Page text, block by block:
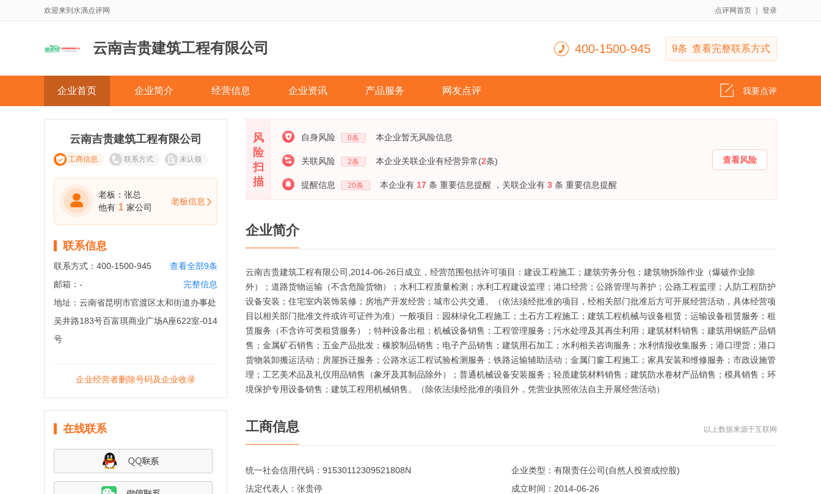
欢迎来到水滴点评网 点评网首页 登录
云南吉贵建筑工程有限公司 400-1500-945 9条 查看完整联系方式
企业首页 企业简介 经营信息 企业资讯 产品服务 网友点评 我要点评
云南吉贵建筑工程有限公司
工商信息 联系方式 未认领
老板：张总
他有 1 家公司
老板信息
联系信息
联系方式： 400-1500-945
查看全部9条
邮箱： -
完整信息
地址： 云南省昆明市官渡区太和街道办事处
吴井路183号百富琪商业广场A座622室-014
号
企业经营者删除号码及企业收录
在线联系
风
险
扫
描
自身风险 0条 本企业暂无风险信息
关联风险 2条 本企业关联企业有经营异常(2条)
提醒信息 20条 本企业有 17 条 重要信息提醒 ，关联企业有 3 条 重要信息提醒
查看风险
企业简介
云南吉贵建筑工程有限公司,2014-06-26日成立，经营范围包括许可项目：建设工程施工；建筑劳务分包；建筑物拆除作业（爆破作业除
外）；道路货物运输（不含危险货物）；水利工程质量检测；水利工程建设监理；港口经营；公路管理与养护；公路工程监理；人防工程防护
设备安装；住宅室内装饰装修；房地产开发经营；城市公共交通。（依法须经批准的项目，经相关部门批准后方可开展经营活动，具体经营项
目以相关部门批准文件或许可证件为准）一般项目：园林绿化工程施工；土石方工程施工；建筑工程机械与设备租赁；运输设备租赁服务；租
赁服务（不含许可类租赁服务）；特种设备出租；机械设备销售；工程管理服务；污水处理及其再生利用；建筑材料销售；建筑用钢筋产品销
售；金属矿石销售；五金产品批发；橡胶制品销售；电子产品销售；建筑用石加工；水利相关咨询服务；水利情报收集服务；港口理货；港口
货物装卸搬运活动；房屋拆迁服务；公路水运工程试验检测服务；铁路运输辅助活动；金属门窗工程施工；家具安装和维修服务；市政设施管
理；工艺美术品及礼仪用品销售（象牙及其制品除外）；普通机械设备安装服务；轻质建筑材料销售；建筑防水卷材产品销售；模具销售；环
境保护专用设备销售；建筑工程用机械销售。（除依法须经批准的项目外，凭营业执照依法自主开展经营活动）
工商信息 以上数据来源于互联网
统一社会信用代码： 91530112309521808N 企业类型： 有限责任公司(自然人投资或控股)
法定代表人： 张贵停 成立时间： 2014-06-26